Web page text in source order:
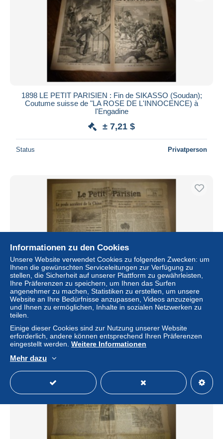
1898 LE PETIT PARISIEN : Fin de SIKASSO (Soudan);
Coutume suisse de "LA ROSE DE L'INNOCENCE) à
l'Engadine
± 7,21 $
Status Privatperson
24 décembre 1931 LE PETIT PARISIEN: De Haiphong à
Hong-Kong ; Hongrie; Un chaudronnier meurtrier d'un
forain;
Status
Informationen zu den Cookies
Unsere Website verwendet Cookies zu folgenden Zwecken: um
Ihnen die gewünschten Serviceleitungen zur Verfügung zu
stellen, die Sicherheit auf unserer Plattform zu gewährleisten,
Ihre Präferenzen zu speichern, um Ihnen das Surfen
angenehmer zu machen, Statistiken zu erstellen, um unsere
Website an Ihre Bedürfnisse anzupassen, Videos anzuzeigen
und Ihnen zu ermöglichen, Inhalte in sozialen Netzwerken zu
teilen.
Einige dieser Cookies sind zur Nutzung unserer Website
erforderlich, andere können entsprechend Ihren Präferenzen
eingestellt werden. Weitere Informationen
Mehr dazu